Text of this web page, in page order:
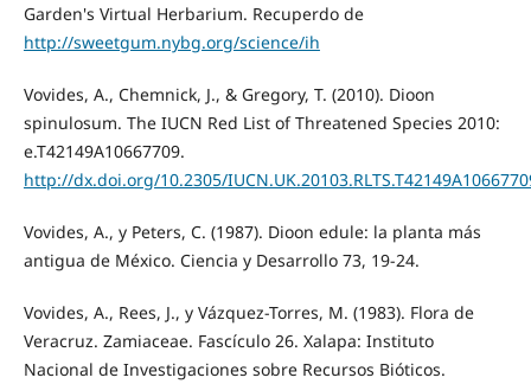
Garden's Virtual Herbarium. Recuperdo de
http://sweetgum.nybg.org/science/ih
Vovides, A., Chemnick, J., & Gregory, T. (2010). Dioon
spinulosum. The IUCN Red List of Threatened Species 2010:
e.T42149A10667709.
http://dx.doi.org/10.2305/
Vovides, A., y Peters, C. (1987). Dioon edule: la planta más
antigua de México. Ciencia y Desarrollo 73, 19-24.
Vovides, A., Rees, J., y Vázquez-Torres, M. (1983). Flora de
Veracruz. Zamiaceae. Fascículo 26. Xalapa: Instituto
Nacional de Investigaciones sobre Recursos Bióticos.